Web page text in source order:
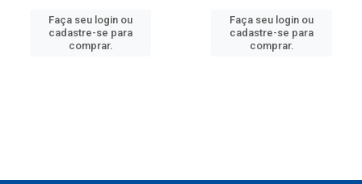
Faça seu login ou
cadastre-se para
comprar.
Faça seu login ou
cadastre-se para
comprar.